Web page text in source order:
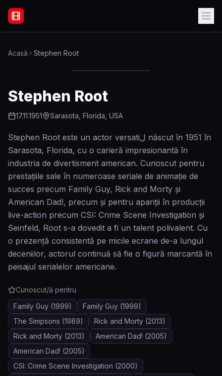
Filme Online Subtitrate - Acasă
Acasă Stephen Root
Stephen Root
17.11.1951 Sarasota, Florida, USA
Stephen Root este un actor versatiل născut în 1951 în
Sarasota, Florida, cu o carieră impresionantă în
industria de divertisment american. Cunoscut pentru
prestațiile sale în numeroase seriale de animație de
succes precum Family Guy, Rick and Morty și
American Dad!, precum și pentru apariții în producții
live-action precum CSI: Crime Scene Investigation și
Seinfeld, Root s-a dovedit a fi un talent polivalent. Cu
o prezență consistentă pe micile ecrane de-a lungul
deceniilor, actorul continuă să fie o figură marcantă în
peisajul serialelor americane.
Cunoscut/ă pentru
Family Guy (1999) Family Guy (1999)
The Simpsons (1989) Rick and Morty (2013)
Rick and Morty (2013) American Dad! (2005)
American Dad! (2005)
CSI: Crime Scene Investigation (2000)